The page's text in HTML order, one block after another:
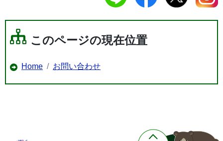
このページの現在位置
Home お問い合わせ